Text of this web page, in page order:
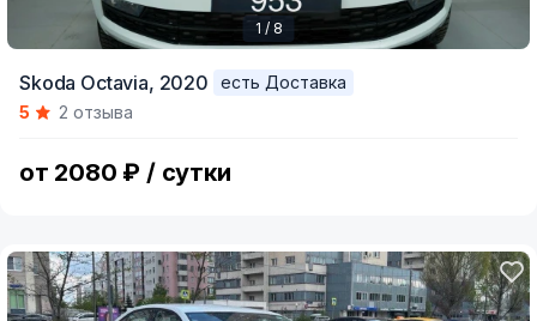
of
1 / 8
Skoda Octavia, 2020
есть Доставка
5
2 отзыва
от 2080 ₽ / сутки